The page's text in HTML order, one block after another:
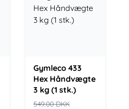
Gymleco 433
Hex Håndvægte
3 kg (1 stk.)
549.00DKK